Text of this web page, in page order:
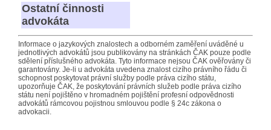
Ostatní činnosti
advokáta
Informace o jazykových znalostech a odborném zaměření uváděné u
jednotlivých advokátů jsou publikovány na stránkách ČAK pouze podle
sdělení příslušného advokáta. Tyto informace nejsou ČAK ověřovány či
garantovány. Je-li u advokáta uvedena znalost cizího právního řádu či
schopnost poskytovat právní služby podle práva cizího státu,
upozorňuje ČAK, že poskytování právních služeb podle práva cizího
státu není pojištěno v hromadném pojištění profesní odpovědnosti
advokátů rámcovou pojistnou smlouvou podle § 24c zákona o
advokacii.